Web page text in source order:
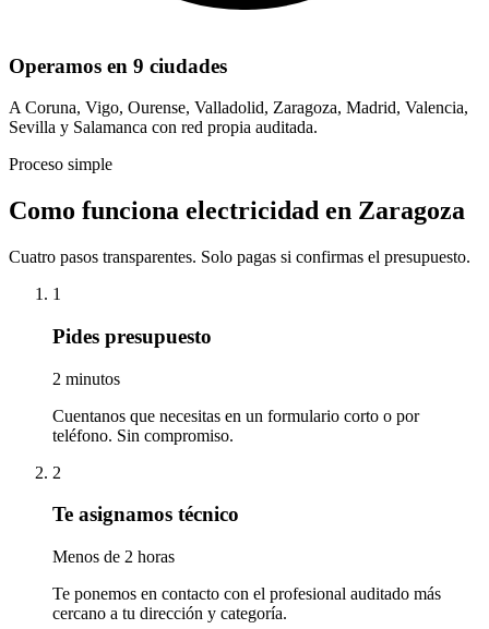
Operamos en 9 ciudades
A Coruna, Vigo, Ourense, Valladolid, Zaragoza, Madrid, Valencia,
Sevilla y Salamanca con red propia auditada.
Proceso simple
Como funciona electricidad en Zaragoza
Cuatro pasos transparentes. Solo pagas si confirmas el presupuesto.
1
Pides presupuesto
2 minutos
Cuentanos que necesitas en un formulario corto o por
teléfono. Sin compromiso.
2
Te asignamos técnico
Menos de 2 horas
Te ponemos en contacto con el profesional auditado más
cercano a tu dirección y categoría.